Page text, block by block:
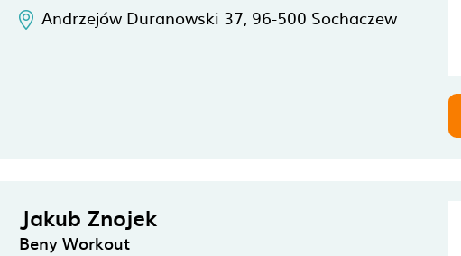
Andrzejów Duranowski 37, 96-500 Sochaczew
Jakub Znojek
Beny Workout